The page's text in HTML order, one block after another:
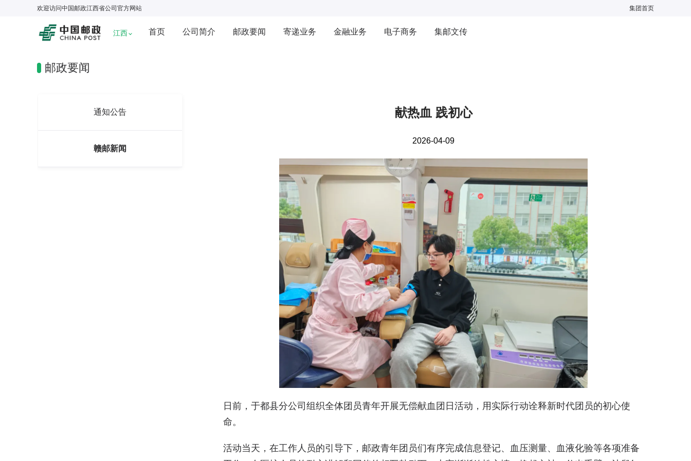
欢迎访问中国邮政江西省公司 官方网站 集团首页
江西 首页 公司简介 邮政要闻 寄递业务 金融业务 电子商务 集邮文传
邮政要闻
通知公告
赣邮新闻
献热血 践初心
2026-04-09
日前，于都县分公司组织全体团员青年开展无偿献血团日活动，用实际行动诠释新时代团员的初心使
命。
活动当天，在工作人员的引导下，邮政青年团员们有序完成信息登记、血压测量、血液化验等各项准备